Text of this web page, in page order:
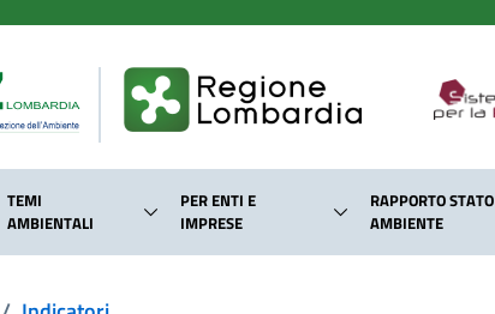
TEMI
AMBIENTALI
PER ENTI E
IMPRESE
RAPPORTO STATO
AMBIENTE